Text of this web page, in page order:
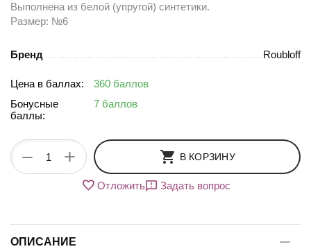
Выполнена из белой (упругой) синтетики.
Размер: №6
Бренд Roubloff
Цена в баллах:
360 баллов
Бонусные
баллы:
7 баллов
+
− В КОРЗИНУ
Отложить Задать вопрос
ОПИСАНИЕ